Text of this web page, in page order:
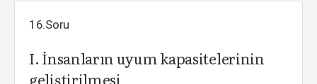
16.Soru
I. İnsanların uyum kapasitelerinin
geliştirilmesi